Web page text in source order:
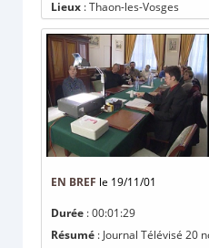
Lieux : Thaon-les-Vosges
EN BREF le 19/11/01
Durée : 00:01:29
Résumé : Journal Télévisé 20